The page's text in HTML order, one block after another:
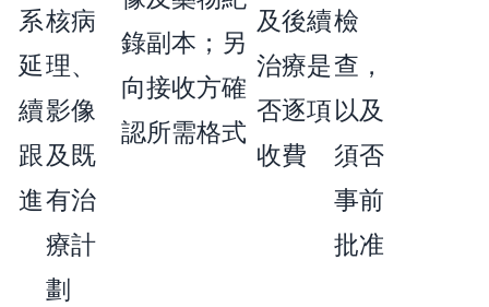
系
延
續
跟
進
核病
理、
影像
及既
有治
療計
劃
錄副本；另
向接收方確
認所需格式
及後續
治療是
否逐項
收費
檢
查，
以及
須否
事前
批准